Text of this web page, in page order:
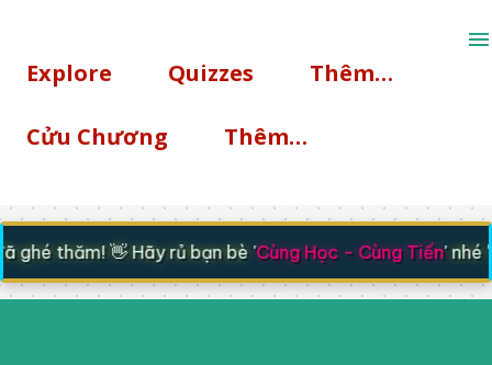
Explore Quizzes Thêm…
Cửu Chương Thêm…
thăm! 👋 Hãy rủ bạn bè 'Cùng Học - Cùng Tiến' nhé 🚀